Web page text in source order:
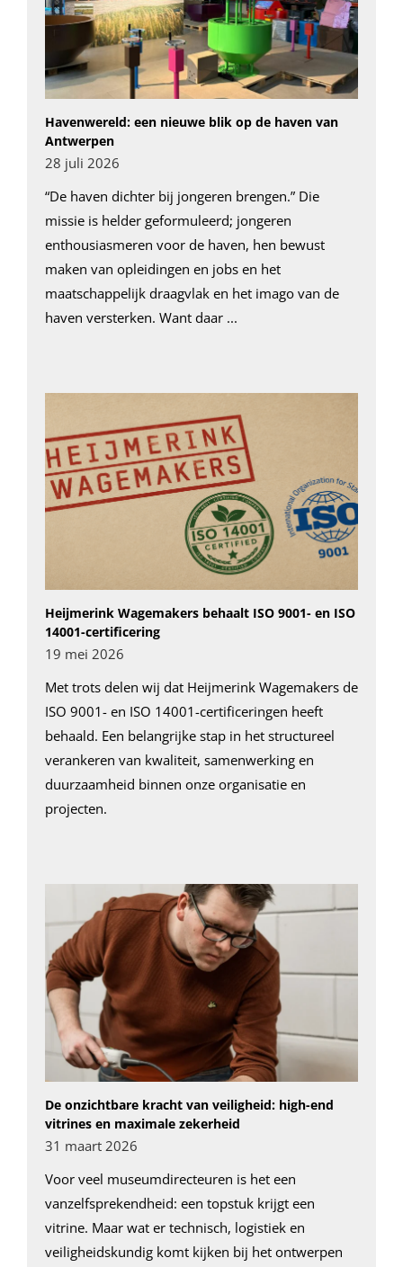
Havenwereld: een nieuwe blik op de haven van
Antwerpen
28 juli 2026
“De haven dichter bij jongeren brengen.” Die
missie is helder geformuleerd; jongeren
enthousiasmeren voor de haven, hen bewust
maken van opleidingen en jobs en het
maatschappelijk draagvlak en het imago van de
haven versterken. Want daar ...
Heijmerink Wagemakers behaalt ISO 9001- en ISO
14001-certificering
19 mei 2026
Met trots delen wij dat Heijmerink Wagemakers de
ISO 9001- en ISO 14001-certificeringen heeft
behaald. Een belangrijke stap in het structureel
verankeren van kwaliteit, samenwerking en
duurzaamheid binnen onze organisatie en
projecten.
De onzichtbare kracht van veiligheid: high-end
vitrines en maximale zekerheid
31 maart 2026
Voor veel museumdirecteuren is het een
vanzelfsprekendheid: een topstuk krijgt een
vitrine. Maar wat er technisch, logistiek en
veiligheidskundig komt kijken bij het ontwerpen